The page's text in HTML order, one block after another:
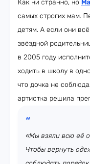
Как ни странно, но
самых строгих мам.
детям. А если они
звёздной
в 2005 году
ходить в школу в
что дочка не
артистка решила
«Мы взяли всю её
Чтобы вернуть